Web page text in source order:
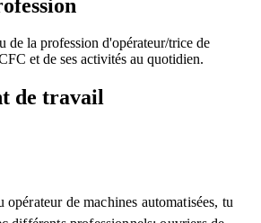
de la profession d'opérateur/trice de
et de ses activités au quotidien.
de travail
de machines automatisées, tu